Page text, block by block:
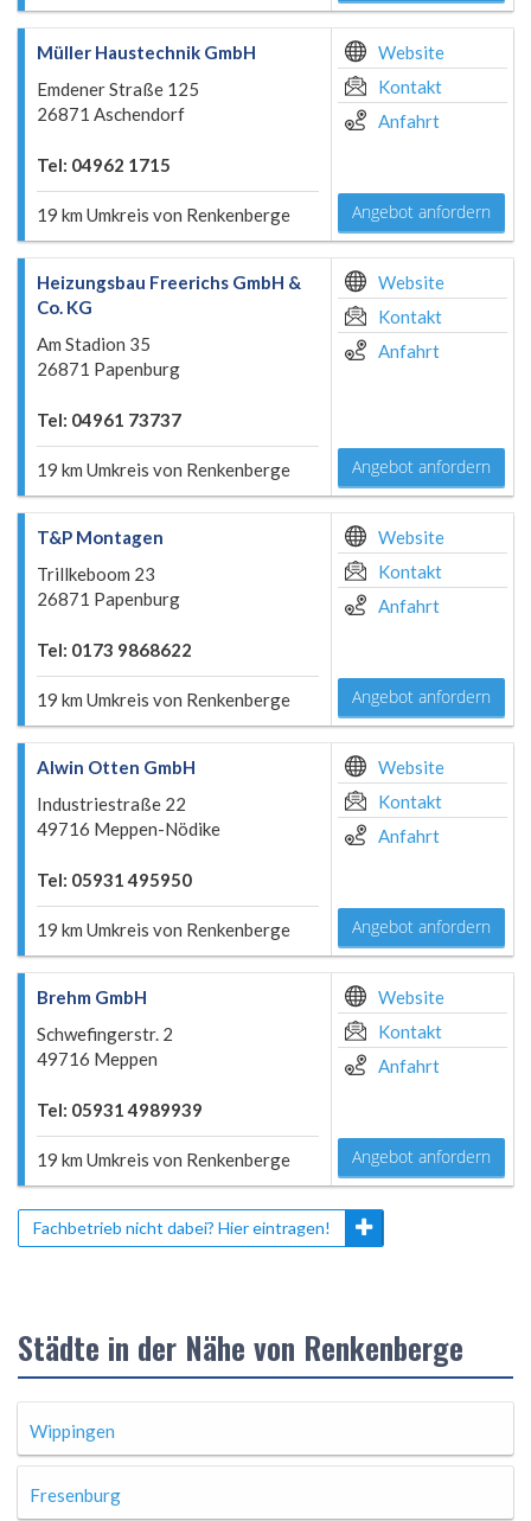
Müller Haustechnik GmbH
Emdener Straße 125
26871 Aschendorf
Tel: 04962 1715
19 km Umkreis von Renkenberge
Website
Kontakt
Anfahrt
Angebot anfordern
Heizungsbau Freerichs GmbH &
Co. KG
Am Stadion 35
26871 Papenburg
Tel: 04961 73737
19 km Umkreis von Renkenberge
Website
Kontakt
Anfahrt
Angebot anfordern
T&P Montagen
Trillkeboom 23
26871 Papenburg
Tel: 0173 9868622
19 km Umkreis von Renkenberge
Website
Kontakt
Anfahrt
Angebot anfordern
Alwin Otten GmbH
Industriestraße 22
49716 Meppen-Nödike
Tel: 05931 495950
19 km Umkreis von Renkenberge
Website
Kontakt
Anfahrt
Angebot anfordern
Brehm GmbH
Schwefingerstr. 2
49716 Meppen
Tel: 05931 4989939
19 km Umkreis von Renkenberge
Website
Kontakt
Anfahrt
Angebot anfordern
Fachbetrieb nicht dabei? Hier eintragen!
Städte in der Nähe von Renkenberge
Wippingen
Fresenburg